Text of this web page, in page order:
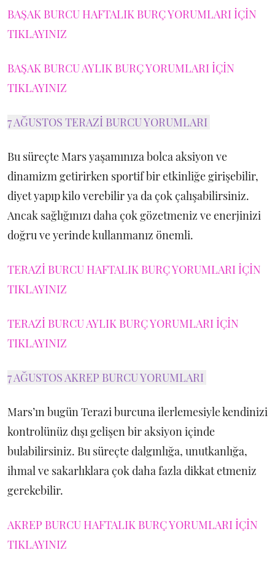
BAŞAK BURCU HAFTALIK BURÇ YORUMLARI İÇİN
TIKLAYINIZ
BAŞAK BURCU AYLIK BURÇ YORUMLARI İÇİN
TIKLAYINIZ
7 AĞUSTOS TERAZİ BURCU YORUMLARI
Bu süreçte Mars yaşamınıza bolca aksiyon ve
dinamizm getirirken sportif bir etkinliğe girişebilir,
diyet yapıp kilo verebilir ya da çok çalışabilirsiniz.
Ancak sağlığınızı daha çok gözetmeniz ve enerjinizi
doğru ve yerinde kullanmanız önemli.
TERAZİ BURCU HAFTALIK BURÇ YORUMLARI İÇİN
TIKLAYINIZ
TERAZİ BURCU AYLIK BURÇ YORUMLARI İÇİN
TIKLAYINIZ
7 AĞUSTOS AKREP BURCU YORUMLARI
Mars’ın bugün Terazi burcuna ilerlemesiyle kendinizi
kontrolünüz dışı gelişen bir aksiyon içinde
bulabilirsiniz. Bu süreçte dalgınlığa, unutkanlığa,
ihmal ve sakarlıklara çok daha fazla dikkat etmeniz
gerekebilir.
AKREP BURCU HAFTALIK BURÇ YORUMLARI İÇİN
TIKLAYINIZ